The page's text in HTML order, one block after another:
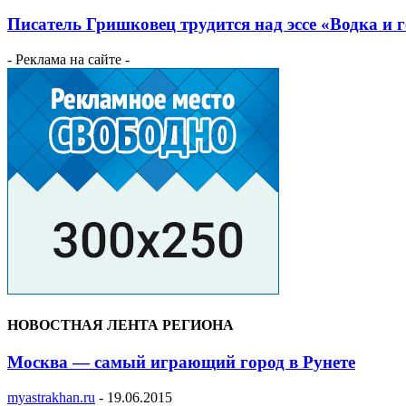
Писатель Гришковец трудится над эссе «Водка и
- Реклама на сайте -
НОВОСТНАЯ ЛЕНТА РЕГИОНА
Москва — самый играющий город в Рунете
myastrakhan.ru - 19.06.2015